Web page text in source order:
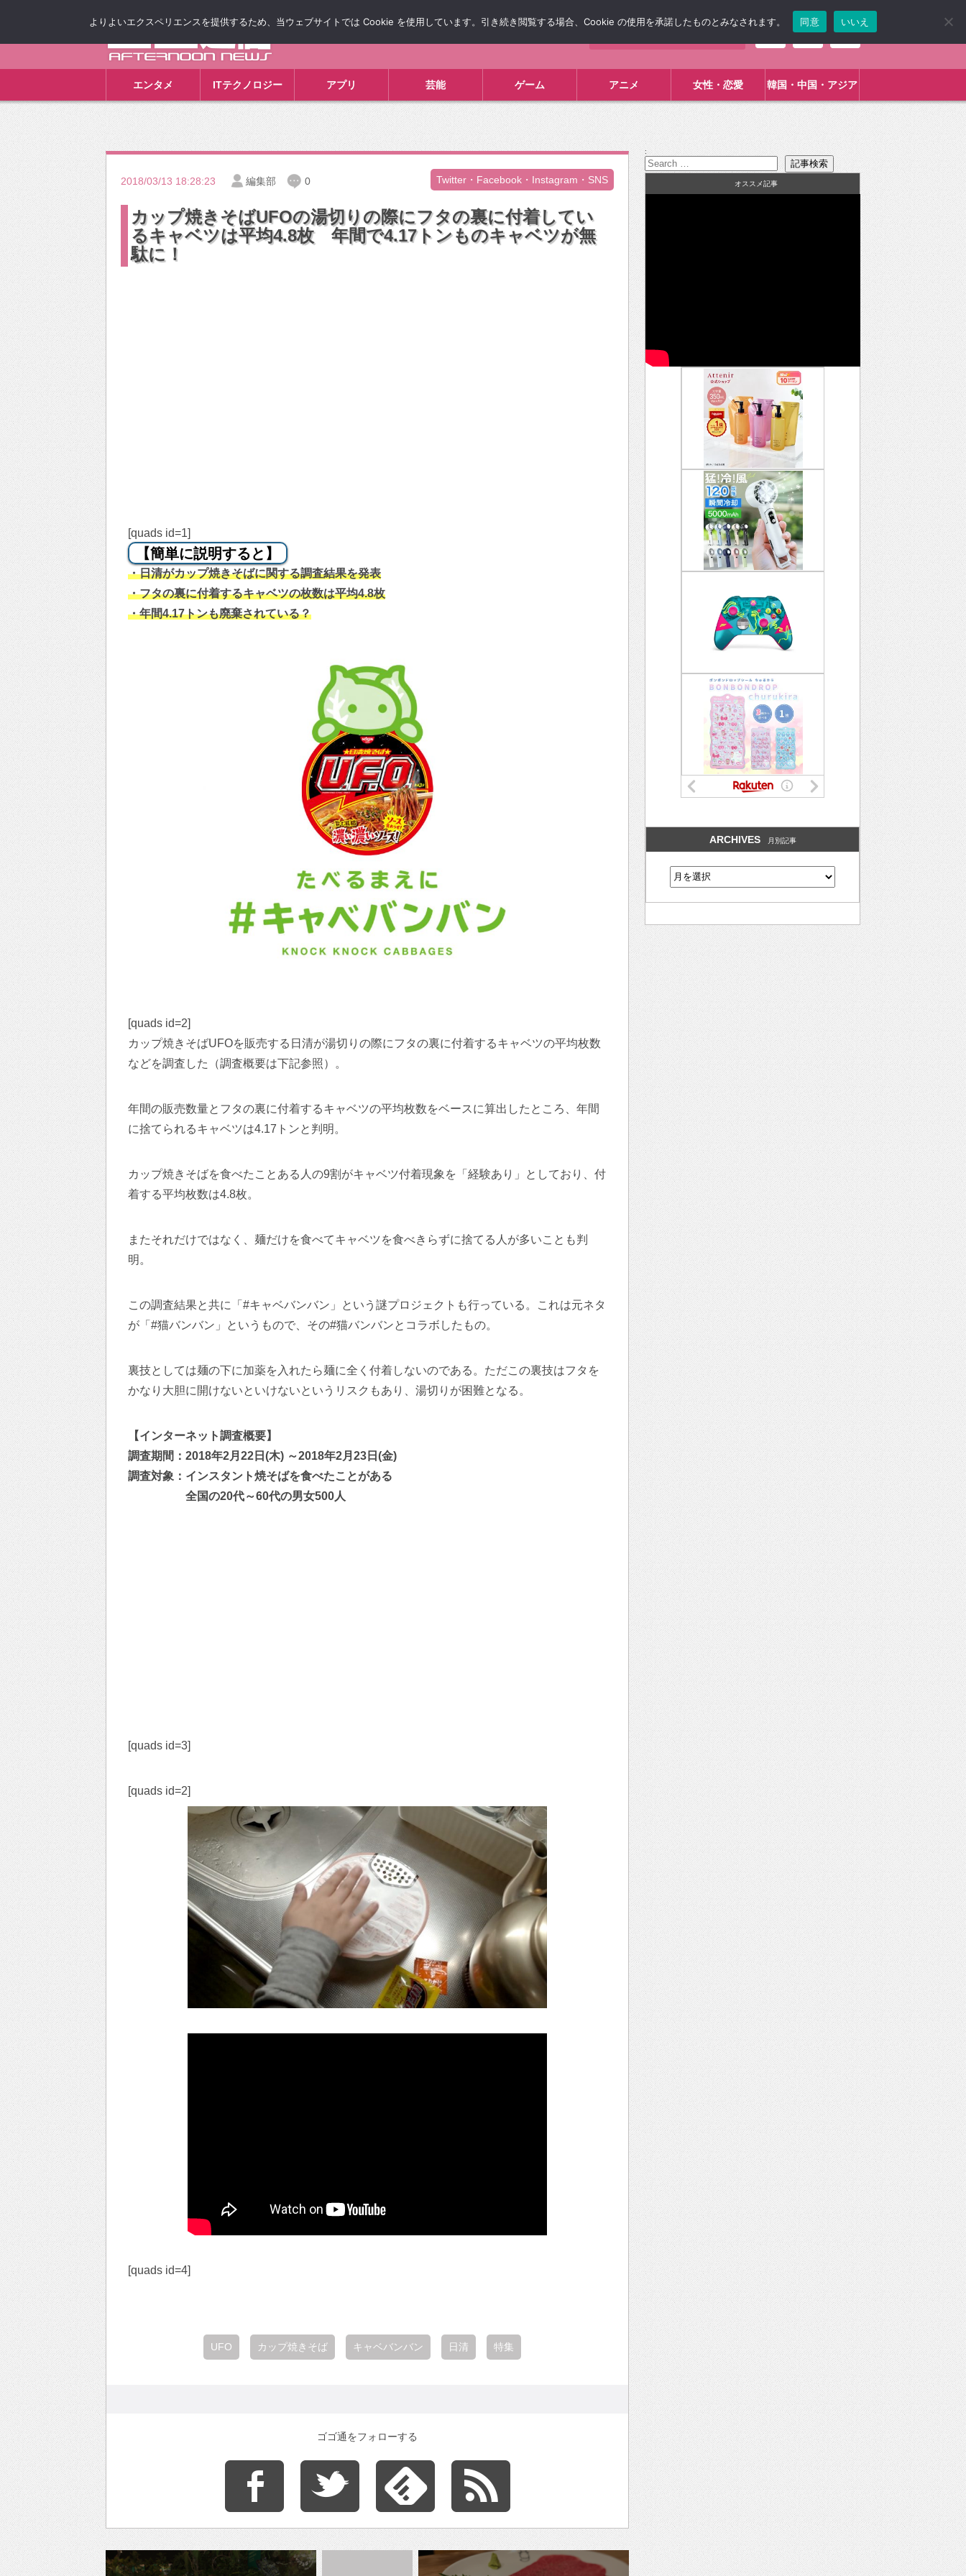
エンタメ ITテクノロジー アプリ 芸能 ゲーム アニメ 女性・恋愛 韓国・中国・アジア
2018/03/13 18:28:23 編集部 0 Twitter・Facebook・Instagram・SNS
カップ焼きそばUFOの湯切りの際にフタの裏に付着してい
るキャベツは平均4.8枚 年間で4.17トンものキャベツが無
駄に！
[quads id=1]
【簡単に説明すると】
・日清がカップ焼きそばに関する調査結果を発表
・フタの裏に付着するキャベツの枚数は平均4.8枚
・年間4.17トンも廃棄されている？
[quads id=2]
カップ焼きそばUFOを販売する日清が湯切りの際にフタの裏に付着するキャベツの平均枚数
などを調査した（調査概要は下記参照）。
年間の販売数量とフタの裏に付着するキャベツの平均枚数をベースに算出したところ、年間
に捨てられるキャベツは4.17トンと判明。
カップ焼きそばを食べたことある人の9割がキャベツ付着現象を「経験あり」としており、付
着する平均枚数は4.8枚。
またそれだけではなく、麺だけを食べてキャベツを食べきらずに捨てる人が多いことも判
明。
この調査結果と共に「#キャベバンバン」という謎プロジェクトも行っている。これは元ネタ
が「#猫バンバン」というもので、その#猫バンバンとコラボしたもの。
裏技としては麺の下に加薬を入れたら麺に全く付着しないのである。ただこの裏技はフタを
かなり大胆に開けないといけないというリスクもあり、湯切りが困難となる。
【インターネット調査概要】
調査期間：2018年2月22日(木) ～2018年2月23日(金)
調査対象：インスタント焼そばを食べたことがある
全国の20代～60代の男女500人
[quads id=3]
[quads id=2]
[quads id=4]
UFO カップ焼きそば キャベバンバン 日清 特集
ゴゴ通をフォローする
:
オススメ記事
ARCHIVES 月別記事
よりよいエクスペリエンスを提供するため、当ウェブサイトでは Cookie を使用しています。引き続き閲覧する場合、Cookie の使用を承諾したものとみなされます。 同意 いいえ